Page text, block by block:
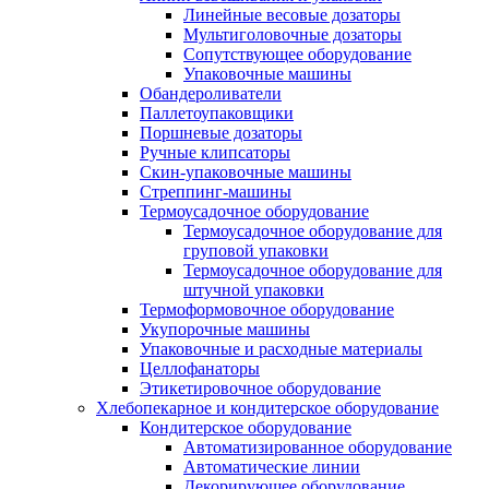
Линейные весовые дозаторы
Мультиголовочные дозаторы
Сопутствующее оборудование
Упаковочные машины
Обандероливатели
Паллетоупаковщики
Поршневые дозаторы
Ручные клипсаторы
Скин-упаковочные машины
Стреппинг-машины
Термоусадочное оборудование
Термоусадочное оборудование для
груповой упаковки
Термоусадочное оборудование для
штучной упаковки
Термоформовочное оборудование
Укупорочные машины
Упаковочные и расходные материалы
Целлофанаторы
Этикетировочное оборудование
Хлебопекарное и кондитерское оборудование
Кондитерское оборудование
Автоматизированное оборудование
Автоматические линии